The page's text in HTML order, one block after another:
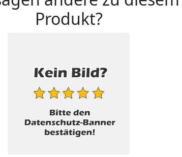
Produkt?